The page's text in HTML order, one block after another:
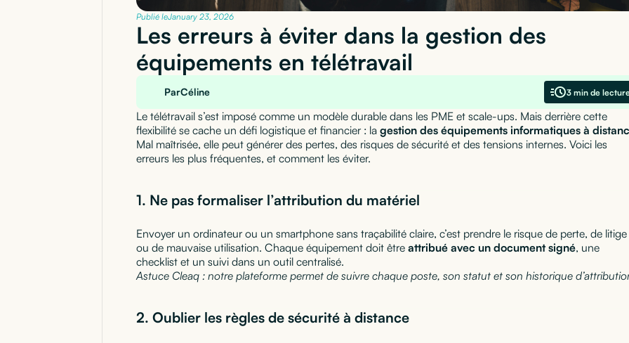
Publié leJanuary 23, 2026
Les erreurs à éviter dans la gestion des
équipements en télétravail
ParCéline 3 min de
Le télétravail s’est imposé comme un modèle durable dans les PME et scale-ups. Mais derrière cette
flexibilité se cache un défi logistique et financier : la gestion des équipements informatiques à
Mal maîtrisée, elle peut générer des pertes, des risques de sécurité et des tensions internes. Voici les
erreurs les plus fréquentes, et comment les éviter.
1. Ne pas formaliser l’attribution du matériel
Envoyer un ordinateur ou un smartphone sans traçabilité claire, c’est prendre le risque de perte, de litige
ou de mauvaise utilisation. Chaque équipement doit être attribué avec un document signé, une
checklist et un suivi dans un outil centralisé.
Astuce Cleaq : notre plateforme permet de suivre chaque poste, son statut et son historique
2. Oublier les règles de sécurité à distance